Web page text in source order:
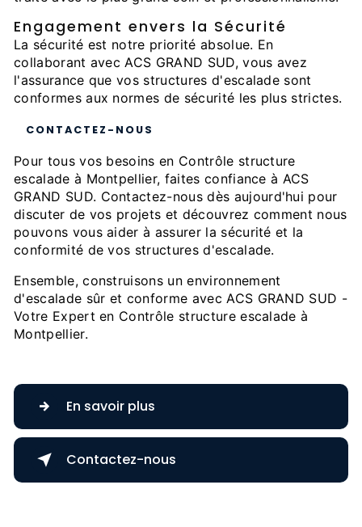
Engagement envers la Sécurité
La sécurité est notre priorité absolue. En
collaborant avec ACS GRAND SUD, vous avez
l'assurance que vos structures d'escalade sont
conformes aux normes de sécurité les plus strictes.
CONTACTEZ-NOUS
Pour tous vos besoins en Contrôle structure
escalade à Montpellier, faites confiance à ACS
GRAND SUD. Contactez-nous dès aujourd'hui pour
discuter de vos projets et découvrez comment nous
pouvons vous aider à assurer la sécurité et la
conformité de vos structures d'escalade.
Ensemble, construisons un environnement
d'escalade sûr et conforme avec ACS GRAND SUD -
Votre Expert en Contrôle structure escalade à
Montpellier.
En savoir plus
Contactez-nous